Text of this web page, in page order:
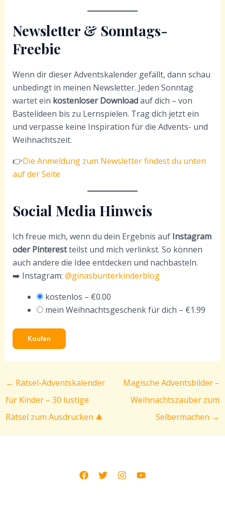
Newsletter & Sonntags-
Freebie
Wenn dir dieser Adventskalender gefällt, dann schau
unbedingt in meinen Newsletter. Jeden Sonntag
wartet ein kostenloser Downloadauf dich – von
Bastelideen bis zu Lernspielen. Trag dich jetzt ein
und verpasse keine Inspiration für die Advents- und
Weihnachtszeit.
👉Die Anmeldung zum Newsletter findest du unten
auf der Seite
Social Media Hinweis
Ich freue mich, wenn du dein Ergebnis auf Instagram
oder Pinterestteilst und mich verlinkst. So können
auch andere die Idee entdecken und nachbasteln.
➡️ Instagram: @ginasbunterkinderblog
kostenlos – €0.00
mein Weihnachtsgeschenk für dich – €1.99
Kaufen
← Rätsel-Adventskalender
für Kinder – 30 lustige
Rätsel zum Ausdrucken 🎄
Magische Adventsbilder –
Weihnachtszauber zum
Selbermachen →